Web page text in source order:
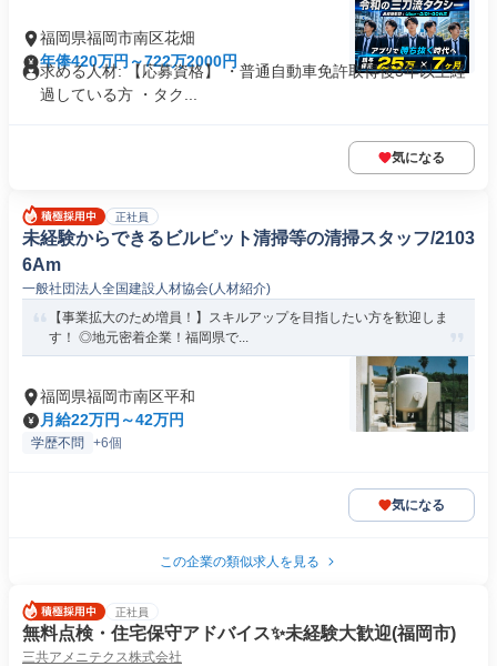
福岡県福岡市南区花畑
年俸420万円～722万2000円
求める人材: 【応募資格】 ・普通自動車免許取得後3年以上経
過している方 ・タク...
気になる
正社員
未経験からできるビルピット清掃等の清掃スタッフ/2103
6Am
一般社団法人全国建設人材協会(人材紹介)
【事業拡大のため増員！】スキルアップを目指したい方を歓迎しま
す！ ◎地元密着企業！福岡県で...
福岡県福岡市南区平和
月給22万円～42万円
学歴不問 +6個
気になる
この企業の類似求人を見る
正社員
無料点検・住宅保守アドバイス✨未経験大歓迎(福岡市)
三共アメニテクス株式会社